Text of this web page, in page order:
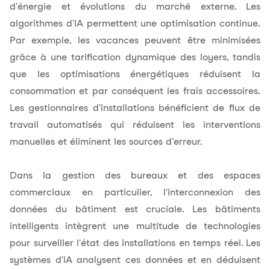
d'énergie et évolutions du marché externe. Les
algorithmes d'IA permettent une optimisation continue.
Par exemple, les vacances peuvent être minimisées
grâce à une tarification dynamique des loyers, tandis
que les optimisations énergétiques réduisent la
consommation et par conséquent les frais accessoires.
Les gestionnaires d'installations bénéficient de flux de
travail automatisés qui réduisent les interventions
manuelles et éliminent les sources d'erreur.
Dans la gestion des bureaux et des espaces
commerciaux en particulier, l'interconnexion des
données du bâtiment est cruciale. Les bâtiments
intelligents intègrent une multitude de technologies
pour surveiller l'état des installations en temps réel. Les
systèmes d'IA analysent ces données et en déduisent